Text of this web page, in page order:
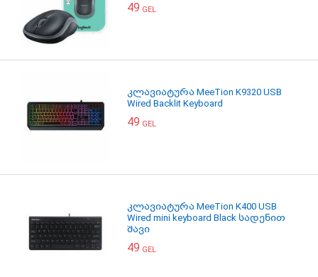
49 GEL
კლავიატურა MeeTion K9320 USB
Wired Backlit Keyboard
49 GEL
კლავიატურა MeeTion K400 USB
Wired mini keyboard Black სადენით
შავი
49 GEL